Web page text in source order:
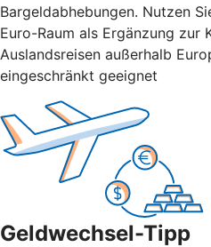
Bargeldabhebungen. Nutzen
Euro-Raum als Ergänzung zur
Auslandsreisen außerhalb
eingeschränkt geeignet
Geldwechsel-Tipp